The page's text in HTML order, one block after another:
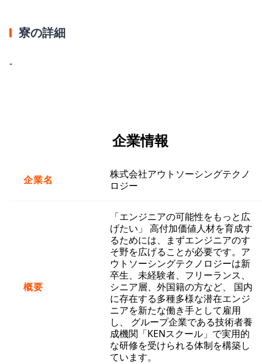
寮の詳細
-
企業情報
企業名
株式会社アウトソーシングテクノ
ロジー
概要
「エンジニアの可能性をもっと広
げたい」 高付加価値人材を育成す
るためには、まずエンジニアのす
そ野を広げることが必要です。ア
ウトソーシングテクノロジーは新
卒生、未経験者、フリーランス、
シニア層、外国籍の方など、 国内
に存在する多種多様な潜在エンジ
ニアを新たな働き手として雇用
し、 グループ企業である技術者養
成機関「KENスクール」で実用的
な研修を受けられる体制を構築し
ています。